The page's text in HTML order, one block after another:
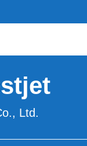
Ltd.